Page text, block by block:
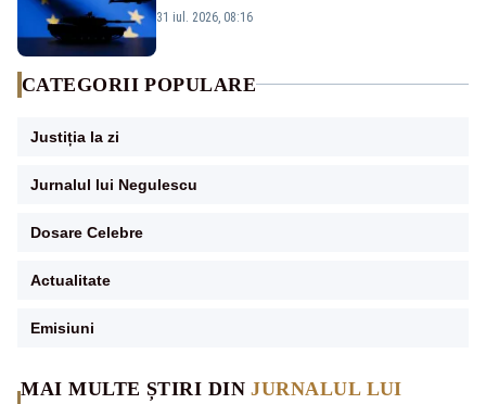
MAI MULTE ȘTIRI DINJURNALUL LUI
31 iul. 2026, 08:16
CATEGORII POPULARE
Justiția la zi
Jurnalul lui Negulescu
Dosare Celebre
Actualitate
Emisiuni